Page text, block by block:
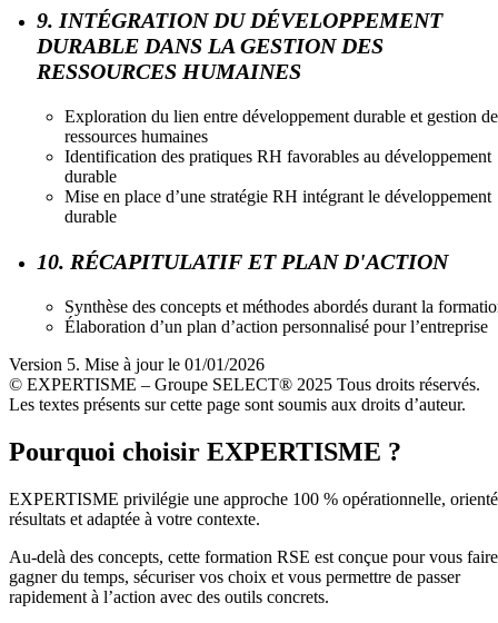
9. INTÉGRATION DU DÉVELOPPEMENT
DURABLE DANS LA GESTION DES
RESSOURCES HUMAINES
Exploration du lien entre développement durable et gestion
ressources humaines
Identification des pratiques RH favorables au développement
durable
Mise en place d’une stratégie RH intégrant le développement
durable
10. RÉCAPITULATIF ET PLAN D'ACTION
Synthèse des concepts et méthodes abordés durant la
Élaboration d’un plan d’action personnalisé pour l’entreprise
Version 5. Mise à jour le 01/01/2026
© EXPERTISME – Groupe SELECT® 2025 Tous droits réservés.
Les textes présents sur cette page sont soumis aux droits d’auteur.
Pourquoi choisir EXPERTISME ?
EXPERTISME privilégie une approche 100 % opérationnelle,
résultats et adaptée à votre contexte.
Au-delà des concepts, cette formation RSE est conçue pour vous faire
gagner du temps, sécuriser vos choix et vous permettre de passer
rapidement à l’action avec des outils concrets.